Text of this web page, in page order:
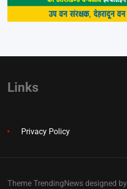
Links
Privacy Policy
Theme TrendingNews designed by